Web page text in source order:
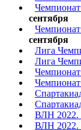
сентября
сентября
Лига
Лига
ВЛН
ВЛН